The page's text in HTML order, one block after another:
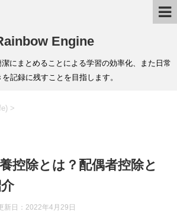
Engine
にまとめることによる学習の効率化、また日常
記録に残すことを目指します。
>
控除とは？配偶者控除と
新日： 2022年4月29日